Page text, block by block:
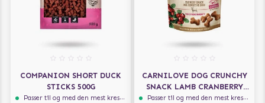
COMPANION SHORT DUCK
STICKS 500G
Passer til og med den mest kresne hunden
CARNILOVE DOG CRUNCHY
SNACK LAMB CRANBERRY
200G
Passer til og med den mest kresne hunden